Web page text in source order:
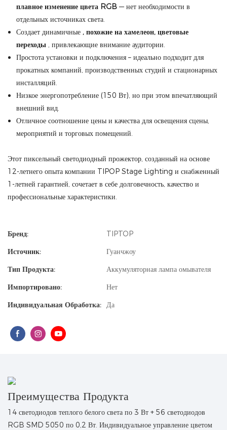
плавное изменение цвета RGB— нет необходимости в
отдельных источниках света.
Создает динамичные , похожие на хамелеон, цветовые
переходы, привлекающие внимание аудитории.
Простота установки и подключения – идеально подходит для
прокатных компаний, производственных студий и стационарных
инсталляций.
Низкое энергопотребление (150 Вт), но при этом впечатляющий
внешний вид.
Отличное соотношение цены и качества для освещения сцены,
мероприятий и торговых помещений.
Этот пиксельный светодиодный прожектор, созданный на основе
12-летнего опыта компании TIPOP Stage Lighting и снабженный
1-летней гарантией, сочетает в себе долговечность, качество и
профессиональные характеристики.
Бренд:
TIPTOP
Источник:
Гуанчжоу
Тип Продукта:
Аккумуляторная лампа омывателя
Импортировано:
Нет
Индивидуальная Обработка: Да
Преимущества Продукта
14 светодиодов теплого белого света по 3 Вт + 56 светодиодов
RGB SMD 5050 по 0,2 Вт. Индивидуальное управление цветом